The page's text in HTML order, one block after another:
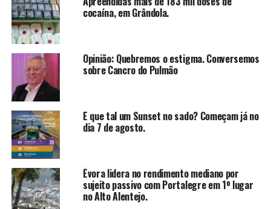
cocaína, em Grândola.
Opinião: Quebremos o estigma. Conversemos
sobre Cancro do Pulmão
E que tal um Sunset no sado? Começam já no
dia 7 de agosto.
Évora lidera no rendimento mediano por
sujeito passivo com Portalegre em 1º lugar
no Alto Alentejo.